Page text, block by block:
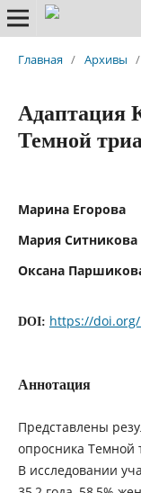
Главная / Архивы /
Адаптация
Темной
Марина Егорова
Мария Ситникова
Оксана
DOI: https://doi.org/
Аннотация
Представлены
опросника Темной
В исследовании